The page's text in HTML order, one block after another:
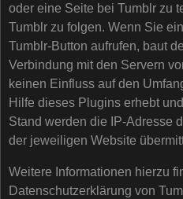
oder eine Seite bei Tumblr zu
Tumblr zu folgen. Wenn Sie
Tumblr-Button aufrufen, baut
Verbindung mit den Servern
keinen Einfluss auf den
Hilfe dieses Plugins erhebt
Stand werden die IP-Adresse
der jeweiligen Website
Weitere Informationen hierzu
Datenschutzerklärung von